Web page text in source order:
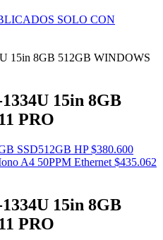
SOLO CON
15in 8GB 512GB WINDOWS
15in 8GB
PRO
SSD512GB HP $380.600
A4 50PPM Ethernet $435.062
15in 8GB
PRO